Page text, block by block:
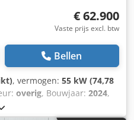
€ 62.900
Vaste prijs excl. btw
Bellen
, vermogen: 55 kW (74,78
overig, Bouwjaar: 2024,
4 Motorinhoud: